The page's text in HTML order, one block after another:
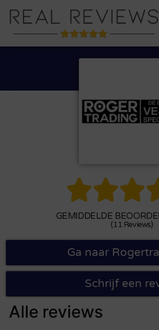

GEMIDDELDE
(11 Reviews)
Ga naar
Schrijf een
Alle reviews